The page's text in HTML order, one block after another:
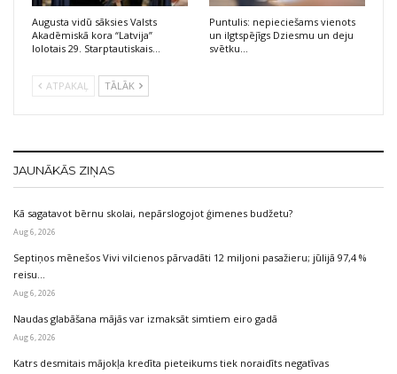
Augusta vidū sāksies Valsts
Akadēmiskā kora “Latvija”
lolotais 29. Starptautiskais…
Puntulis: nepieciešams vienots
un ilgtspējīgs Dziesmu un deju
svētku…
ATPAKAĻ TĀLĀK
JAUNĀKĀS ZIŅAS
Kā sagatavot bērnu skolai, nepārslogojot ģimenes budžetu?
Aug 6, 2026
Septiņos mēnešos Vivi vilcienos pārvadāti 12 miljoni pasažieru; jūlijā 97,4 %
reisu…
Aug 6, 2026
Naudas glabāšana mājās var izmaksāt simtiem eiro gadā
Aug 6, 2026
Katrs desmitais mājokļa kredīta pieteikums tiek noraidīts negatīvas